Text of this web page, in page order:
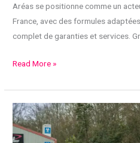
Aréas se positionne comme un
France, avec des formules
complet de garanties et services.
Assurance
Areas
:
guide
complet
Read More »